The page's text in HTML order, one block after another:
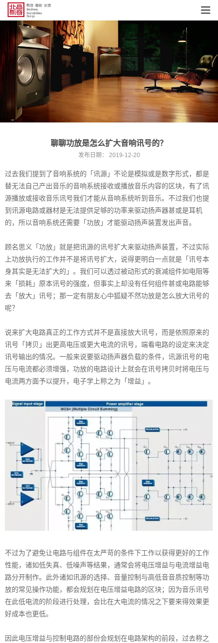
聊聊功放是怎么扩大音响讯号的？
发布日期： 2019-12-20
过去我们提到了音响系统的「讯源」不论是模拟或是数字形式，都是
替无法自己产出音乐的音响系统接收或播放音乐内容的区块，有了讯
源播放或接收音乐讯号我们才能从音响系统听到音乐。不过我们也提
到讯源电路或器材是无法提供足够的功率来驱动扬声器甚或是耳机
的，所以音响系统还需要「功放」才能驱动扬声装置发出声音。
顾名思义「功放」就是把讯源的讯号扩大来驱动扬声装置，不过实际
上功放执行的工作并不是将讯号扩大，说得更明白一点就是「讯号本
身其实是无法扩大的」。我们可以透过被动形式的衰减组件如电阻等
来「损耗」原本讯号的强度，但事实上却没有任何组件甚或电路能够
去「放大」讯号；那一定有朋友心中狐疑不然功放是怎么放大讯号的
呢？
说来扩大电路真正的工作方式并不是直接放大讯号，而是依照原来的
讯号「拷贝」出更高电压或更大电流的讯号，端看电路的设定来决定
讯号输出的情况。一般来说要驱动扬声器负载的条件，讯源讯号的电
压与电流都必须增强，功放的电路设计上就会在讯号拷贝时将电压与
电流两方面予以提升，电子学上称之为「增益」。
不过为了避免让电路与组件在太严苛的条件下工作以获得更好的工作
性能，诸如低失真、低噪声等结果，通常会将电压增益与电流增益电
路分开制作。此外诸如讯源的选择、音量控制与高低音音质控制等功
放的常见操作功能，都会规划在电压增益电路的区块；因为音乐讯号
在此低电流的阶段进行处理，会比在大电流的情况之下要来得效果更
好成本也更低。
因此电压增益与控制电路的部份会规划在电路架构的前段，过去称之